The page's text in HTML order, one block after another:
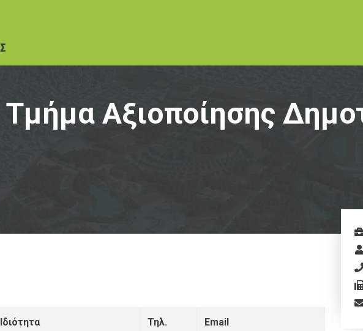
Τμήμα Αξιοποίησης
Ιδιότητα Τηλ. Email